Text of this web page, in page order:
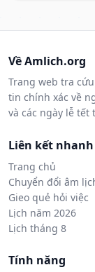
Về Amlich.org
Trang web tra
tin chính xác về
và các ngày lễ tết
Liên kết nhanh
Trang chủ
Chuyển đổi âm
Gieo quẻ hỏi việc
Lịch năm 2026
Lịch tháng 8
Tính năng